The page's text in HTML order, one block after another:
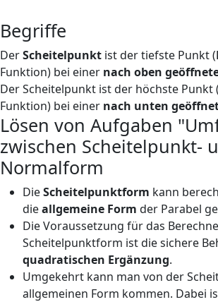
Begriffe
DerScheitelpunkt ist der tiefste Punkt (
Funktion) bei einer nach oben
Der Scheitelpunkt ist der höchste Punkt (
Funktion) bei einer nach unten
Lösen von Aufgaben
zwischen Scheitelpunkt-
Normalform
DieScheitelpunktform kann
dieallgemeine Form der Parabel
Die Voraussetzung für das
Scheitelpunktform ist die sichere
quadratischen Ergänzung.
Umgekehrt kann man von der
allgemeinen Form kommen. Dabei